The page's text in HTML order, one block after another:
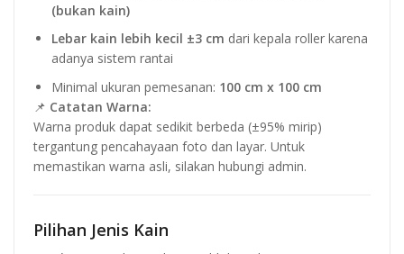
(bukan kain)
Lebar kain lebih kecil ±3 cm dari kepala roller karena
adanya sistem rantai
Minimal ukuran pemesanan: 100 cm x 100 cm
📌 Catatan Warna:
Warna produk dapat sedikit berbeda (±95% mirip)
tergantung pencahayaan foto dan layar. Untuk
memastikan warna asli, silakan hubungi admin.
Pilihan Jenis Kain